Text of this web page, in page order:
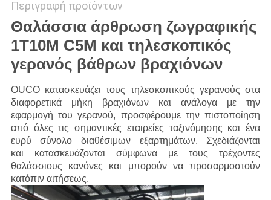
Περιγραφή προϊόντων
Θαλάσσια άρθρωση ζωγραφικής
1T10M C5M και τηλεσκοπικός
γερανός βάθρων βραχιόνων
OUCO κατασκευάζει τους τηλεσκοπικούς γερανούς στα
διαφορετικά μήκη βραχιόνων και ανάλογα με την
εφαρμογή του γερανού, προσφέρουμε την πιστοποίηση
από όλες τις σημαντικές εταιρείες ταξινόμησης και ένα
ευρύ σύνολο διαθέσιμων εξαρτημάτων. Σχεδιάζονται
και κατασκευάζονται σύμφωνα με τους τρέχοντες
θαλάσσιους κανόνες και μπορούν να προσαρμοστούν
κατόπιν αιτήσεως.